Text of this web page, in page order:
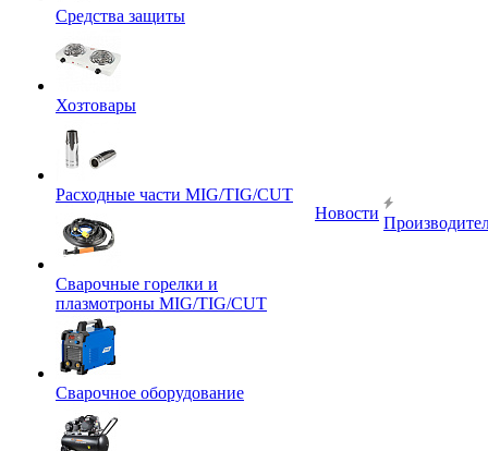
Средства защиты
Хозтовары
Расходные части MIG/TIG/CUT
Сварочные горелки и
плазмотроны MIG/TIG/CUT
Сварочное оборудование
Новости